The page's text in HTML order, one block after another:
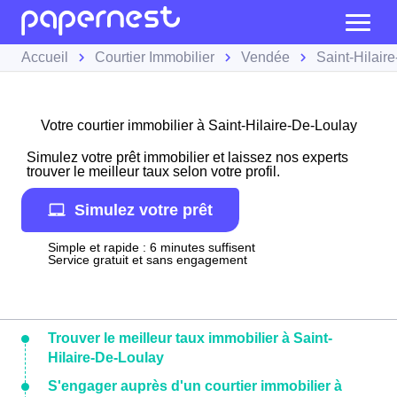
Accueil Courtier Immobilier Vendée Saint-
Votre courtier immobilier à Saint-Hilaire-De-Loulay
Simulez votre prêt immobilier et laissez nos experts
trouver le meilleur taux selon votre profil.
Simulez votre prêt
Simple et rapide : 6 minutes suffisent
Service gratuit et sans engagement
Trouver le meilleur taux immobilier à Saint-
Hilaire-De-Loulay
S'engager auprès d'un courtier immobilier à